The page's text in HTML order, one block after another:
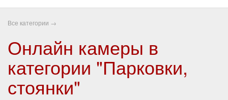
Все категории →
Онлайн камеры в
категории "Парковки,
стоянки"